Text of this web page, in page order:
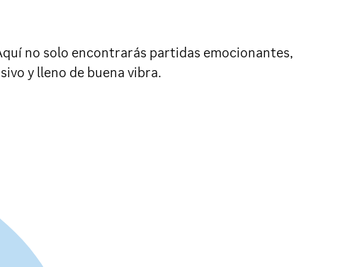
no solo encontrarás partidas emocionantes,
y lleno de buena vibra.